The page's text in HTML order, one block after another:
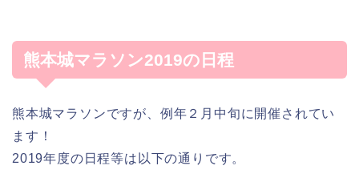
熊本城マラソン2019の日程
熊本城マラソンですが、例年２月中旬に開催されてい
ます！
2019年度の日程等は以下の通りです。